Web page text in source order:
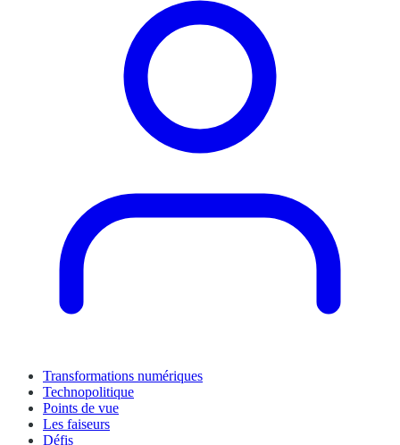
Transformations numériques
Technopolitique
Points de vue
Les faiseurs
Défis